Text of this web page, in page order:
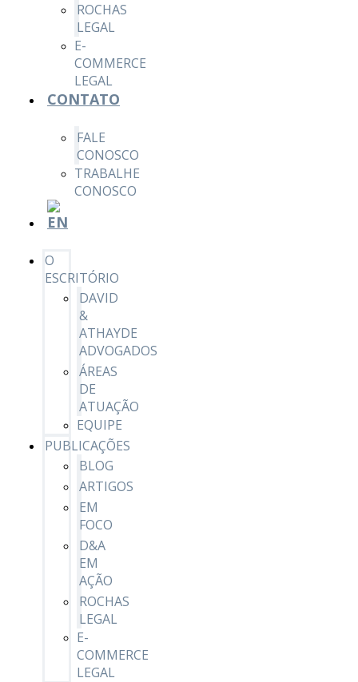
ROCHAS
LEGAL
E-
COMMERCE
LEGAL
CONTATO
FALE
CONOSCO
TRABALHE
CONOSCO
O
ESCRITÓRIO
DAVID
&
ATHAYDE
ADVOGADOS
ÁREAS
DE
ATUAÇÃO
EQUIPE
PUBLICAÇÕES
BLOG
ARTIGOS
EM
FOCO
D&A
EM
AÇÃO
ROCHAS
LEGAL
E-
COMMERCE
LEGAL